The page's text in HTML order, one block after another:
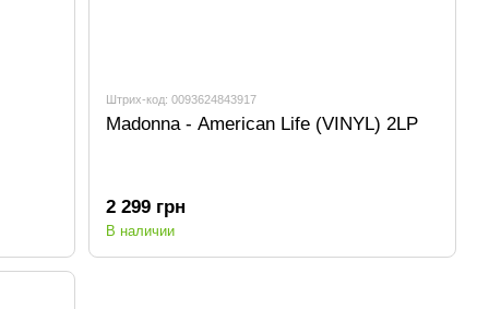
Штрих-код: 0093624843917
Madonna - American Life (VINYL) 2LP
2 299 грн
В наличии